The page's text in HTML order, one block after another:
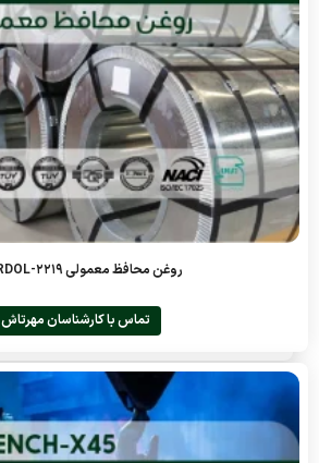
روغن محافظ معمولی GUARDOL-2219
تماس با کارشناسان مهرتاش